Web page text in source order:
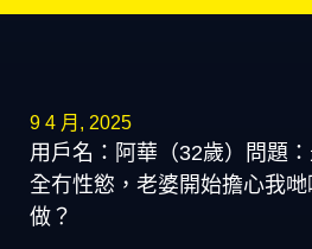
9 4 月, 2025
用戶名：阿華（32歲）問題
全冇性慾，老婆開始擔心我
做？